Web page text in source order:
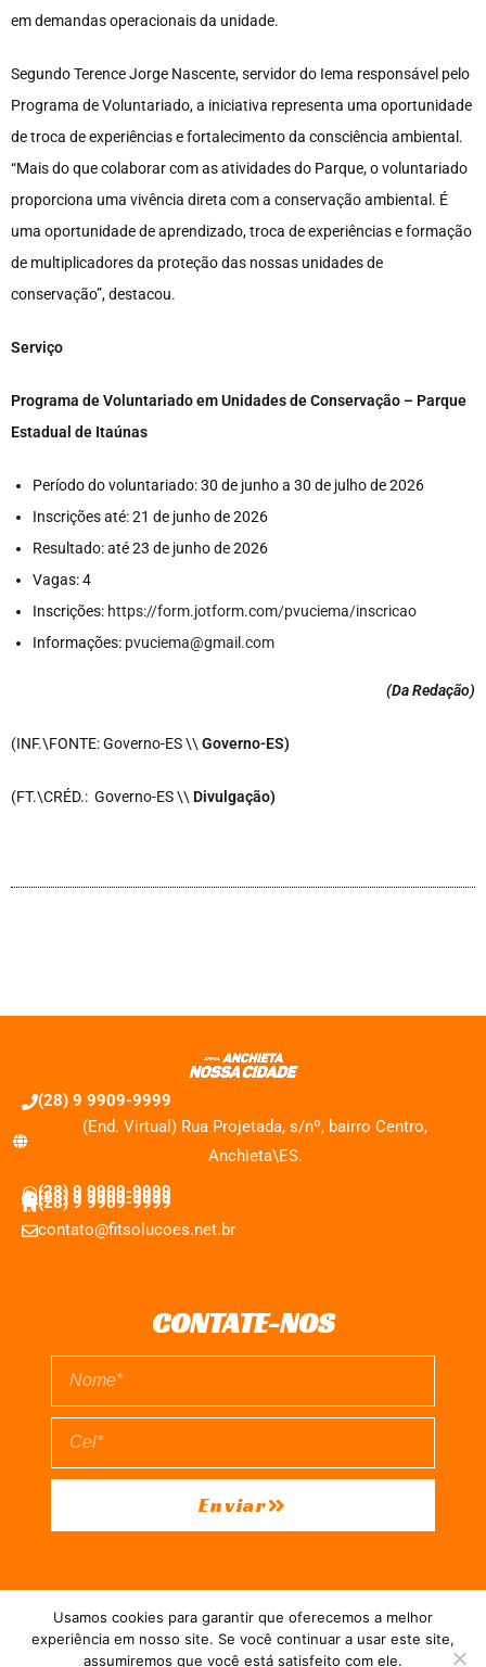
em demandas operacionais da unidade.
Segundo Terence Jorge Nascente, servidor do Iema responsável pelo
Programa de Voluntariado, a iniciativa representa uma oportunidade
de troca de experiências e fortalecimento da consciência ambiental.
“Mais do que colaborar com as atividades do Parque, o voluntariado
proporciona uma vivência direta com a conservação ambiental. É
uma oportunidade de aprendizado, troca de experiências e formação
de multiplicadores da proteção das nossas unidades de
conservação”, destacou.
Serviço
Programa de Voluntariado em Unidades de Conservação – Parque
Estadual de Itaúnas
Período do voluntariado: 30 de junho a 30 de julho de 2026
Inscrições até: 21 de junho de 2026
Resultado: até 23 de junho de 2026
Vagas: 4
Inscrições: https://form.jotform.com/pvuciema/inscricao
Informações: pvuciema@gmail.com
(Da Redação)
(INF.\FONTE: Governo-ES \\ Governo-ES)
(FT.\CRÉD.: Governo-ES \\ Divulgação)
(28) 9 9909-9999
(End. Virtual) Rua Projetada, s/nº, bairro Centro,
Anchieta\ES.
(28) 9 9909-9999
(28) 9 9909-9999
(28) 9 9909-9999
contato@fitsolucoes.net.br
CONTATE-NOS
Enviar
TERMO DE USO
Usamos cookies para garantir que oferecemos a melhor
experiência em nosso site. Se você continuar a usar este site,
assumiremos que você está satisfeito com ele.